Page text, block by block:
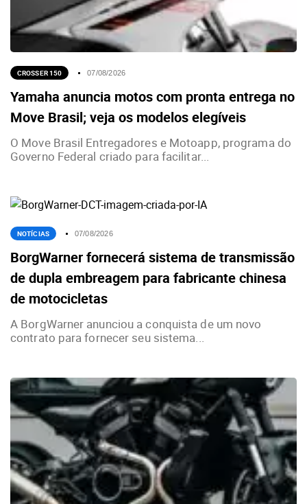
CROSSER 150 07/08/2026
Yamaha anuncia motos com pronta entrega no
Move Brasil; veja os modelos elegíveis
O Move Brasil Entregadores e Motoapp, programa do
Governo Federal criado para facilitar...
NOTÍCIAS 07/08/2026
BorgWarner fornecerá sistema de transmissão
de dupla embreagem para fabricante chinesa
de motocicletas
A BorgWarner anunciou a conquista de um novo
contrato para fornecer seu sistema...